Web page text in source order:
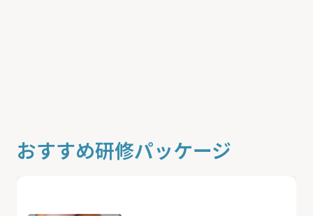
おすすめ研修パッケージ